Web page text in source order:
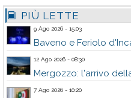
PIÙ LETTE
9 Ago 2026 - 15:03
Baveno e Feriolo
12 Ago 2026 - 08:30
Mergozzo: l'arrivo
7 Ago 2026 - 10:20